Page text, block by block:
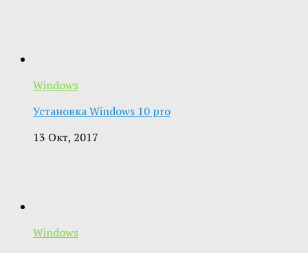
Windows
Установка Windows 10 pro
13 Окт, 2017
Windows